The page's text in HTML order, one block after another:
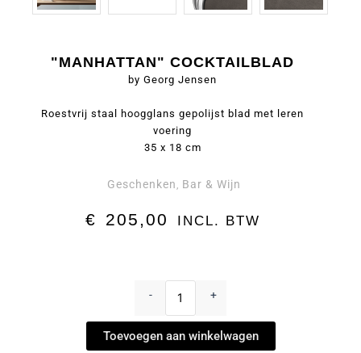
"MANHATTAN" COCKTAILBLAD
by Georg Jensen
Roestvrij staal hoogglans gepolijst blad met leren
voering
35 x 18 cm
Geschenken , Bar & Wijn
€ 205,00 INCL. BTW
-
Georg
Jensen
+
Toevoegen aan winkelwagen